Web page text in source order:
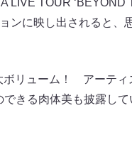
LIVE TOUR ʻBEYOND
ンに映し出されると、
ボリューム！ アーティ
きる肉体美も披露して